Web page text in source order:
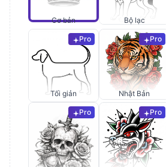
Cơ bản Bộ lạc
Pro
Tối giản
Pro
Nhật Bản
Pro Pro